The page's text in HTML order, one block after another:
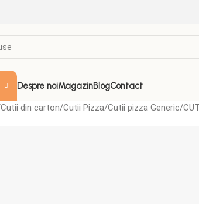
Despre noiMagazinBlogContact
Cutii din carton Cutii Pizza Cutii pizza Generic